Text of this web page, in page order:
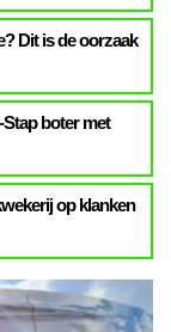
Dit is de oorzaak
boter met
op klanken